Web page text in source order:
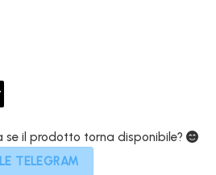
se il prodotto torna disponibile?
TELEGRAM